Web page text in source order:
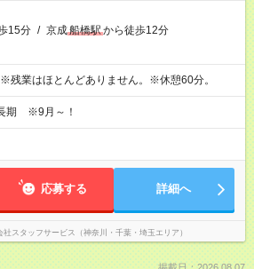
15分 / 京成船橋駅から徒歩12分
業はほとんどありません。※休憩60分。
期 ※9月～！
応募する 詳細へ
社スタッフサービス（神奈川・千葉・埼玉エリア）